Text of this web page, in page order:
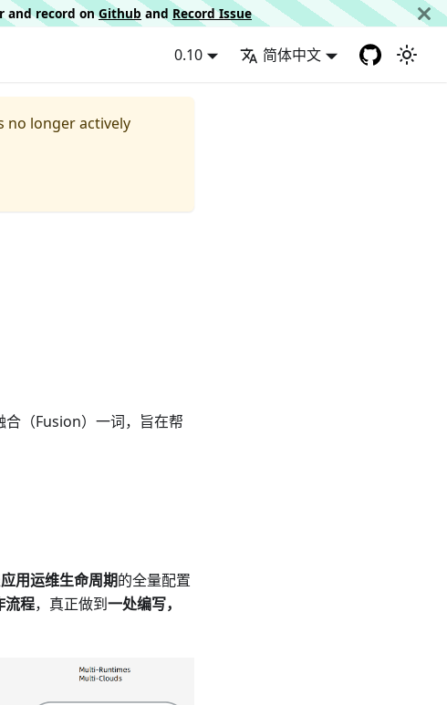
and record onGithub and Record Issue
0.10 简体中文
no longer actively
（Fusion）一词，旨在帮
应用运维生命周期的全量配置
流程，真正做到一处编写，